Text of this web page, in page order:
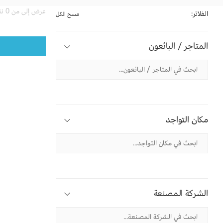
عرض إلى من 0 نتيجة الفلاتر: مسح الكل
المتاجر / البائعون
مكان التواجد
الشركة المصنعة